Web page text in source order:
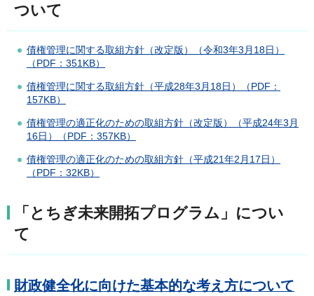
ついて
債権管理に関する取組方針（改定版）（令和3年3月18日）
（PDF：351KB）
債権管理に関する取組方針（平成28年3月18日）（PDF：
157KB）
債権管理の適正化のための取組方針（改定版）（平成24年3月
16日）（PDF：357KB）
債権管理の適正化のための取組方針（平成21年2月17日）
（PDF：32KB）
「とちぎ未来開拓プログラム」につい
て
財政健全化に向けた基本的な考え方について